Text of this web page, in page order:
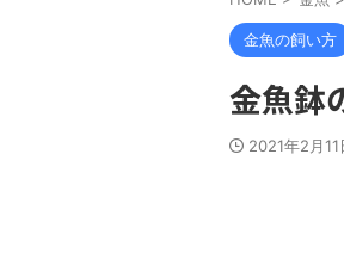
金魚の飼い方
金魚鉢
2021年2月11